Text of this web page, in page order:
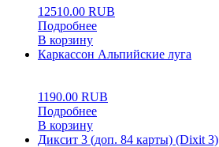
12510.00 RUB
Подробнее
В корзину
Каркассон Альпийские луга
1190.00 RUB
Подробнее
В корзину
Диксит 3 (доп. 84 карты) (Dixit 3)